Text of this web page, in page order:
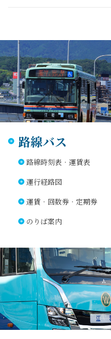
路線バス
路線時刻表‧運賃表
運⾏経路図
運賃‧回数券‧定期券
のりば案内